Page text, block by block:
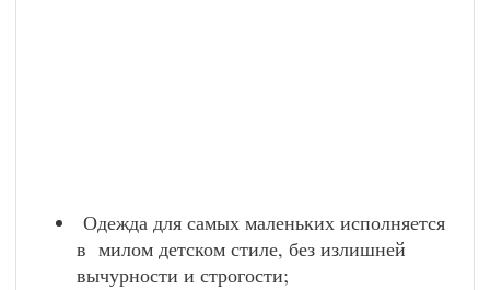
Одежда для самых маленьких исполняется
в милом детском стиле, без излишней
вычурности и строгости;